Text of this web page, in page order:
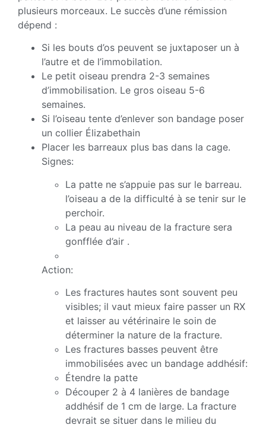
plusieurs morceaux. Le succès d’une rémission
dépend :
Si les bouts d’os peuvent se juxtaposer un à
l’autre et de l’immobilation.
Le petit oiseau prendra 2-3 semaines
d’immobilisation. Le gros oiseau 5-6
semaines.
Si l’oiseau tente d’enlever son bandage poser
un collier Élizabethain
Placer les barreaux plus bas dans la cage.
Signes:
La patte ne s’appuie pas sur le barreau.
l’oiseau a de la difficulté à se tenir sur le
perchoir.
La peau au niveau de la fracture sera
gonfflée d’air .
Action:
Les fractures hautes sont souvent peu
visibles; il vaut mieux faire passer un RX
et laisser au vétérinaire le soin de
déterminer la nature de la fracture.
Les fractures basses peuvent être
immobilisées avec un bandage addhésif:
Étendre la patte
Découper 2 à 4 lanières de bandage
addhésif de 1 cm de large. La fracture
devrait se situer dans le milieu du